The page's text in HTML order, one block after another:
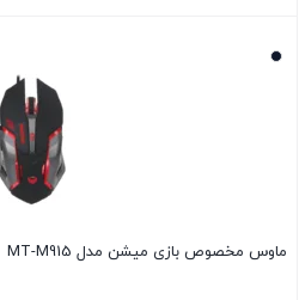
ماوس مخصوص بازی میشن مدل MT-M915